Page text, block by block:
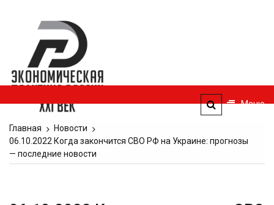
содержимому
век
Меню
Главная
Новости
06.10.2022 Когда закончится СВО РФ на Украине: прогнозы
— последние новости